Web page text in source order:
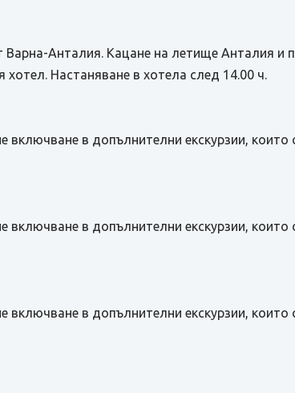
Варна-Анталия. Кацане на летище Анталия
хотел. Настаняване в хотела след 14.00 ч.
в допълнителни екскурзии,
в допълнителни екскурзии,
в допълнителни екскурзии,